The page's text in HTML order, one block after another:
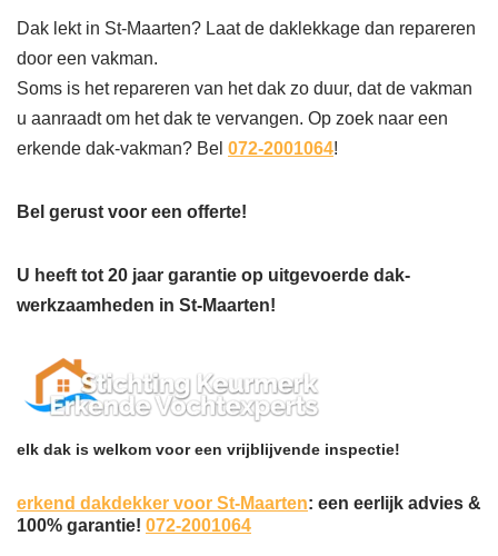
Dak lekt in St-Maarten? Laat de daklekkage dan repareren
door een vakman.
Soms is het repareren van het dak zo duur, dat de vakman
u aanraadt om het dak te vervangen. Op zoek naar een
erkende dak-vakman? Bel 072-2001064!
Bel gerust voor een offerte!
U heeft tot 20 jaar garantie op uitgevoerde dak-
werkzaamheden in St-Maarten!
elk dak is welkom voor een vrijblijvende inspectie!
erkend dakdekker voor St-Maarten: een eerlijk advies &
100% garantie! 072-2001064